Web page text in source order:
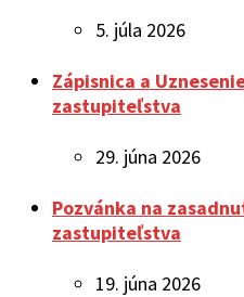
5. júla 2026
Zápisnica a
zastupiteľstva
29. júna 2026
Pozvánka na
zastupiteľstva
19. júna 2026